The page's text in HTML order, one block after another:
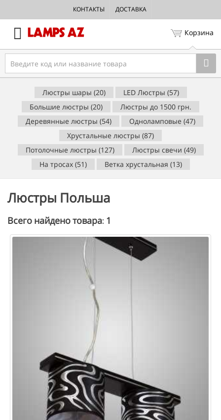
КОНТАКТЫ ДОСТАВКА
Корзина
Люстры шары (20)
LED Люстры (57)
Большие люстры (20)
Люстры до 1500 грн.
Деревянные люстры (54)
Одноламповые (47)
Хрустальные люстры (87)
Потолочные люстры (127)
Люстры свечи (49)
На тросах (51)
Ветка хрустальная (13)
Люстры Польша
Всего найдено товара: 1